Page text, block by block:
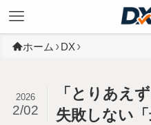
ホーム DX
「とりあえ
失敗しない
2026
2/02